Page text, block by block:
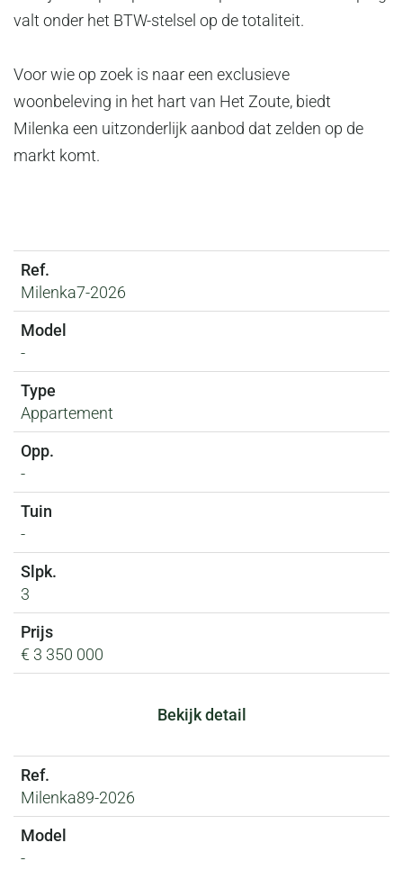
valt onder het BTW-stelsel op de totaliteit.
Voor wie op zoek is naar een exclusieve
woonbeleving in het hart van Het Zoute, biedt
Milenka een uitzonderlijk aanbod dat zelden op de
markt komt.
Milenka7-2026
-
Appartement
-
-
3
€ 3 350 000
Bekijk detail
Milenka89-2026
-